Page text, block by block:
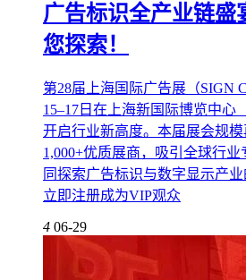
广告标识全产业链盛
您探索！
第28届上海国际广告展（SIGN
15–17日在上海新国际博览中心
开启行业新高度。本届展会规
1,000+优质展商，吸引全球行
同探索广告标识与数字显示产
立即注册成为VIP观众
4 06-29